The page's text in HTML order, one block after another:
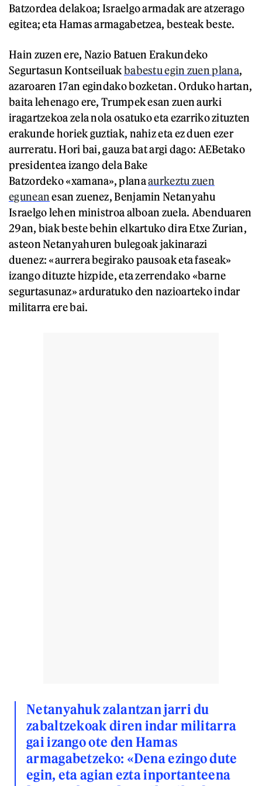
Batzordea delakoa; Israelgo armadak are atzerago
egitea; eta Hamas armagabetzea, besteak beste.
Hain zuzen ere, Nazio Batuen Erakundeko
Segurtasun Kontseiluakbabestu egin zuen plana,
azaroaren 17an egindako bozketan. Orduko hartan,
baita lehenago ere, Trumpek esan zuen aurki
iragartzekoa zela nola osatuko eta ezarriko zituzten
erakunde horiek guztiak, nahiz eta ez duen ezer
aurreratu. Hori bai, gauza bat argi dago: AEBetako
presidentea izango dela Bake
Batzordeko «xamana», planaaurkeztu zuen
eguneanesan zuenez, Benjamin Netanyahu
Israelgo lehen ministroa alboan zuela. Abenduaren
29an, biak beste behin elkartuko dira Etxe Zurian,
asteon Netanyahuren bulegoak jakinarazi
duenez: «aurrera begirako pausoak eta faseak»
izango dituzte hizpide, eta zerrendako «barne
segurtasunaz» arduratuko den nazioarteko indar
militarra ere bai.
Netanyahuk zalantzan jarri du
zabaltzekoak diren indar militarra
gai izango ote den Hamas
armagabetzeko: «Dena ezingo dute
egin, eta agian ezta inportanteena